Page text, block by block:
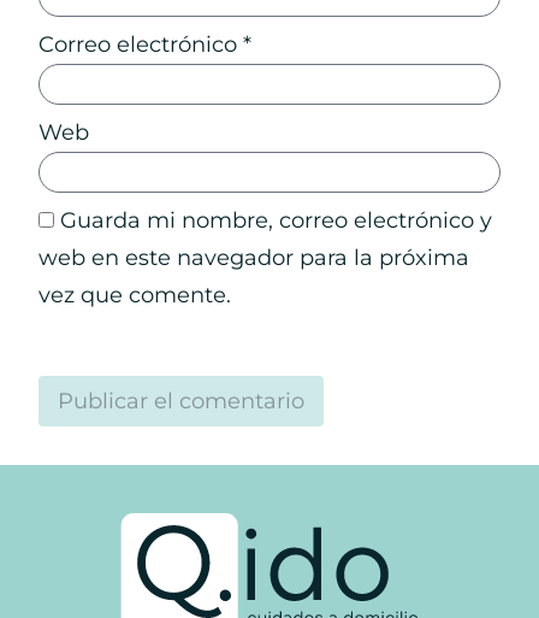
Correo electrónico *
Web
Guarda mi nombre, correo electrónico y
web en este navegador para la próxima
vez que comente.